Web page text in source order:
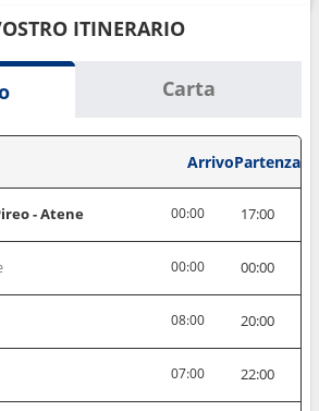
ITINERARIO
Carta
ArrivoPartenza
- Atene 00:00 17:00
00:00 00:00
08:00 20:00
07:00 22:00